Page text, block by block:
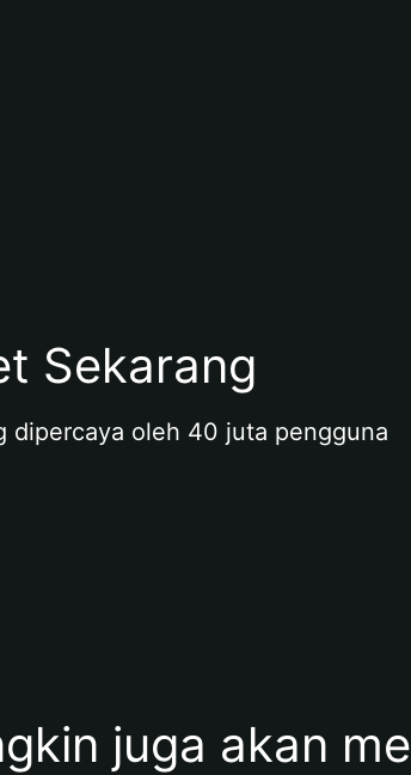
Sekarang
dipercaya oleh 40 juta pengguna
juga akan